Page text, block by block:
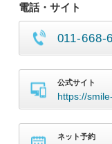
電話・サイト
011-668-
公式サイト
https://
ネット予約